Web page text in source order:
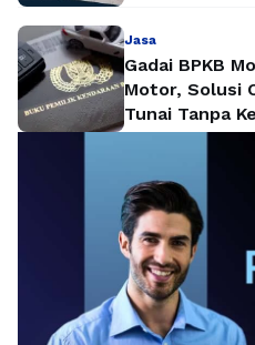
Jasa
Gadai BPKB
Motor, Solusi
Tunai Tanpa